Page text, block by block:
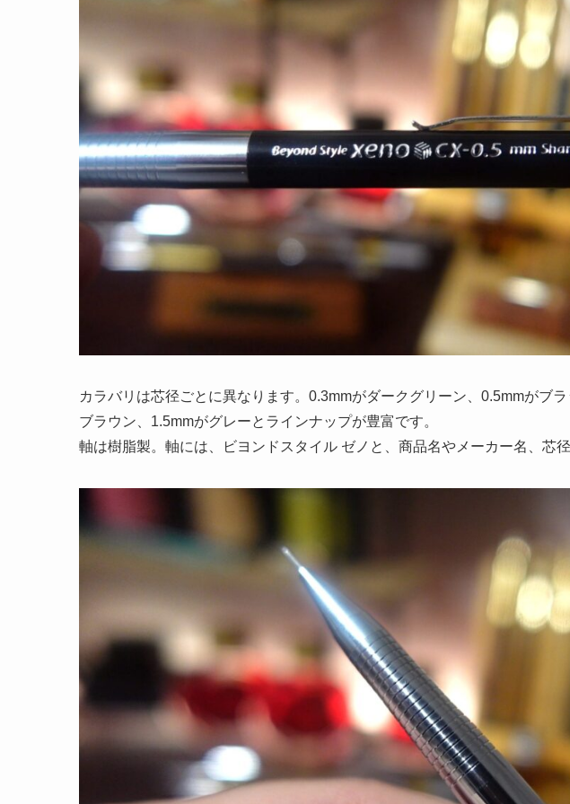
カラバリは芯径ごとに異なります。 0.3mmがダークグリーン、0.5mmがブ
ブラウン、1.5mmがグレーとラインナップが豊富です。
軸は樹脂製。軸には、ビヨンドスタイル ゼノと、商品名やメーカー名、芯